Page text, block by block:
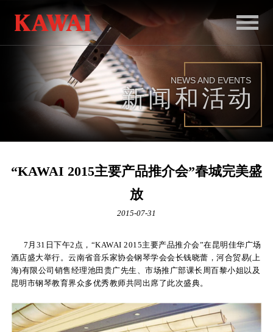
首
页
新
活
动
NEWS AND EVENTS
新闻和活动
“KAWAI 2015主要产品推介会”春城完美盛
放
2015-07-31
7月31日下午2点，“KAWAI 2015主要产品推介会”在昆明佳华广场
酒店盛大举行。云南省音乐家协会钢琴学会会长钱晓蕾，河合贸易(上
海)有限公司销售经理池田贵广先生、市场推广部课长周百黎小姐以及
昆明市钢琴教育界众多优秀教师共同出席了此次盛典。